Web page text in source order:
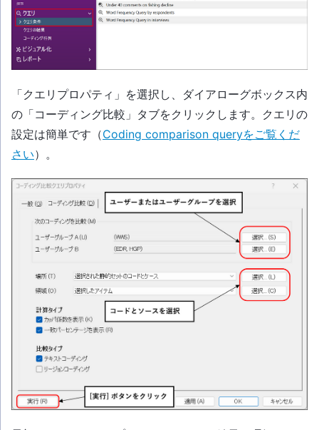
「クエリプロパティ」を選択し、ダイアローグボックス内
の「コーディング比較」タブをクリックします。クエリの
設定は簡単です（Coding comparison queryをご覧くだ
さい）。